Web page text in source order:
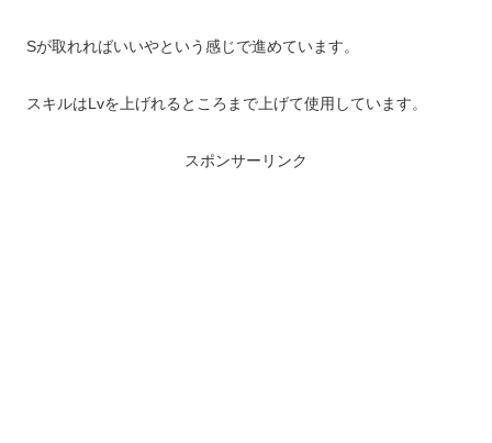
Sが取れればいいやという感じで進めています。
スキルはLvを上げれるところまで上げて使用しています。
スポンサーリンク